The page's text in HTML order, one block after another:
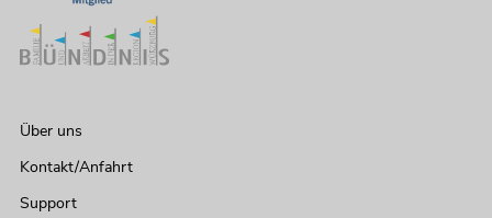
Über uns
Kontakt/Anfahrt
Support